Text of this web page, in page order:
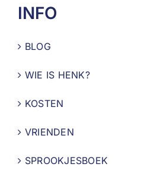
INFO
BLOG
WIE IS HENK?
KOSTEN
VRIENDEN
SPROOKJESBOEK